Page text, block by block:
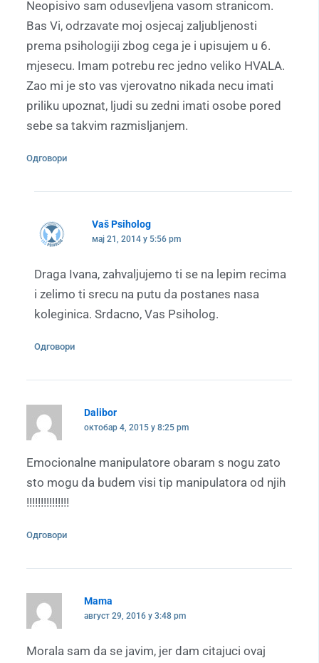
Neopisivo sam odusevljena vasom stranicom.
Bas Vi, odrzavate moj osjecaj zaljubljenosti
prema psihologiji zbog cega je i upisujem u 6.
mjesecu. Imam potrebu rec jedno veliko HVALA.
Zao mi je sto vas vjerovatno nikada necu imati
priliku upoznat, ljudi su zedni imati osobe pored
sebe sa takvim razmisljanjem.
Одговори
Vaš Psiholog
мај 21, 2014 у 5:56 pm
Draga Ivana, zahvaljujemo ti se na lepim recima
i zelimo ti srecu na putu da postanes nasa
koleginica. Srdacno, Vas Psiholog.
Одговори
Dalibor
октобар 4, 2015 у 8:25 pm
Emocionalne manipulatore obaram s nogu zato
sto mogu da budem visi tip manipulatora od njih
!!!!!!!!!!!!!!!
Одговори
Mama
август 29, 2016 у 3:48 pm
Morala sam da se javim, jer dam citajuci ovaj